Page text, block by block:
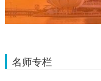
名师专栏